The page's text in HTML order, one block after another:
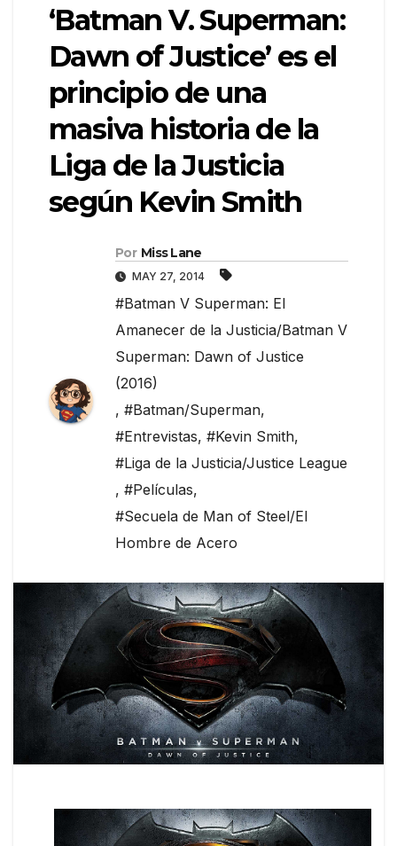
‘Batman V. Superman:
Dawn of Justice’ es el
principio de una
masiva historia de la
Liga de la Justicia
según Kevin Smith
Por Miss Lane
MAY 27, 2014
#Batman V Superman: El
Amanecer de la Justicia/Batman V
Superman: Dawn of Justice
(2016)
, #Batman/Superman,
#Entrevistas, #Kevin Smith,
#Liga de la Justicia/Justice League
, #Películas,
#Secuela de Man of Steel/El
Hombre de Acero